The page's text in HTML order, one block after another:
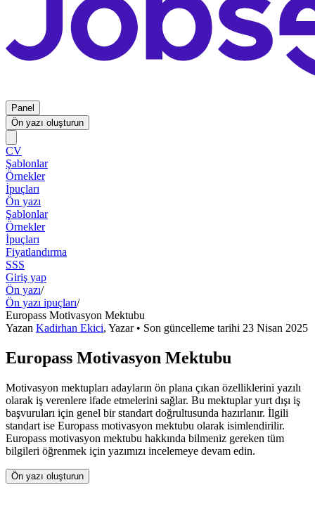
Panel
Ön yazı oluşturun
CV
Şablonlar
Örnekler
İpuçları
Ön yazı
Şablonlar
Örnekler
İpuçları
Fiyatlandırma
SSS
Giriş yap
Ön yazı/
Ön yazı ipuçları/
Europass Motivasyon Mektubu
Yazan Kadirhan Ekici, Yazar• Son güncelleme tarihi 23 Nisan 2025
Europass Motivasyon Mektubu
Motivasyon mektupları adayların ön plana çıkan özelliklerini yazılı
olarak iş verenlere ifade etmelerini sağlar. Bu mektuplar yurt dışı iş
başvuruları için genel bir standart doğrultusunda hazırlanır. İlgili
standart ise Europass motivasyon mektubu olarak isimlendirilir.
Europass motivasyon mektubu hakkında bilmeniz gereken tüm
bilgileri öğrenmek için yazımızı incelemeye devam edin.
Ön yazı oluşturun